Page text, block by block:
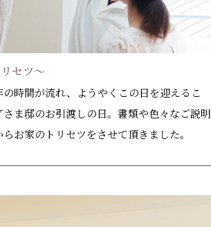
セツ～
時間が流れ、ようやくこの日を迎えるこ
ま邸のお引渡しの日。書類や色々なご説明
お家のトリセツをさせて頂きました。